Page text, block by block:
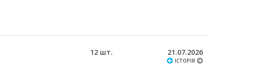
12 шт. 21.07.2026
ІСТОРІЯ